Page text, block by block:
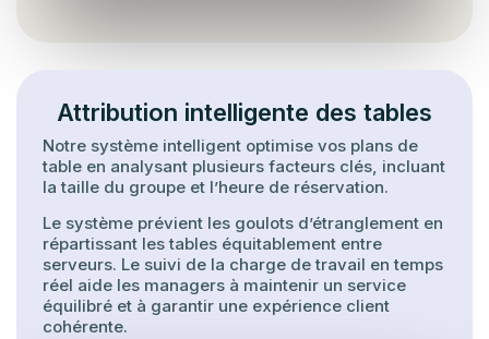
Attribution intelligente des tables
Notre système intelligent optimise vos plans de
table en analysant plusieurs facteurs clés, incluant
la taille du groupe et l’heure de réservation.
Le système prévient les goulots d’étranglement en
répartissant les tables équitablement entre
serveurs. Le suivi de la charge de travail en temps
réel aide les managers à maintenir un service
équilibré et à garantir une expérience client
cohérente.